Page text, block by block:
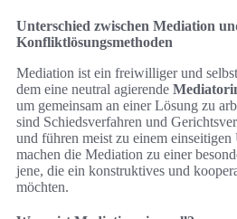
Unterschied zwischen Mediation
Konfliktlösungsmethoden
Mediation ist ein freiwilliger und
dem eine neutral agierende
um gemeinsam an einer Lösung zu
sind Schiedsverfahren und
und führen meist zu einem
machen die Mediation zu einer
jene, die ein konstruktives und
möchten.